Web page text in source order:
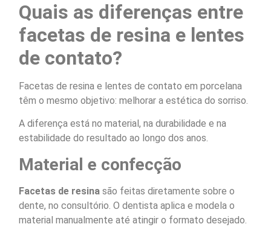
Quais as diferenças entre
facetas de resina e lentes
de contato?
Facetas de resina e lentes de contato em porcelana
têm o mesmo objetivo: melhorar a estética do sorriso.
A diferença está no material, na durabilidade e na
estabilidade do resultado ao longo dos anos.
Material e confecção
Facetas de resina são feitas diretamente sobre o
dente, no consultório. O dentista aplica e modela o
material manualmente até atingir o formato desejado.